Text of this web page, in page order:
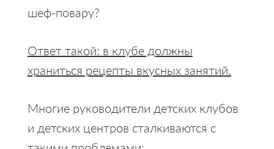
шеф-повару?
Ответ такой: в клубе должны
храниться рецепты вкусных занятий.
Многие руководители детских клубов
и детских центров сталкиваются с